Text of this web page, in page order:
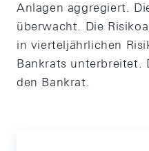
Anlagen aggregiert.
überwacht. Die
in vierteljährlichen
Bankrats unterbreitet.
den Bankrat.